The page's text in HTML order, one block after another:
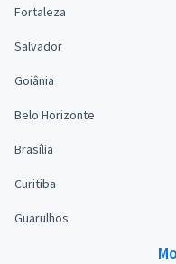
Fortaleza
Salvador
Goiânia
Belo Horizonte
Brasília
Curitiba
Guarulhos